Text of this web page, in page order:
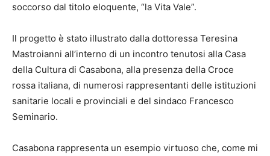
soccorso dal titolo eloquente, “la Vita Vale”.
Il progetto è stato illustrato dalla dottoressa Teresina
Mastroianni all’interno di un incontro tenutosi alla Casa
della Cultura di Casabona, alla presenza della Croce
rossa italiana, di numerosi rappresentanti delle istituzioni
sanitarie locali e provinciali e del sindaco Francesco
Seminario.
Casabona rappresenta un esempio virtuoso che, come mi